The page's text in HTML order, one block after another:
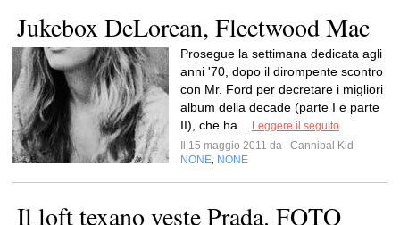
Jukebox DeLorean, Fleetwood Mac
Prosegue la settimana dedicata agli
anni '70, dopo il dirompente scontro
con Mr. Ford per decretare i migliori
album della decade (parte I e parte
II), che ha...
Leggere il seguito
Il 15 maggio 2011 da
Cannibal Kid
NONE NONE
Il loft texano veste Prada. FOTO